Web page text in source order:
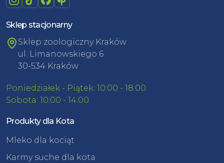
Sklep stacjonarny
Sklep zoologiczny Kraków
ul. Limanowskiego 6
30-534 Kraków
Poniedziałek - Piątek: 10:00 - 18:00
Sobota: 10:00 - 14:00
Produkty dla Kota
Mleko dla kociąt
Karmy suche dla kota